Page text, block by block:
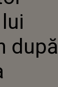
după